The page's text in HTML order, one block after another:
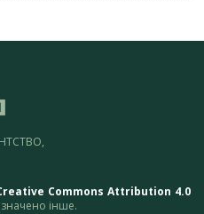
Commons Attribution 4.0
інше.